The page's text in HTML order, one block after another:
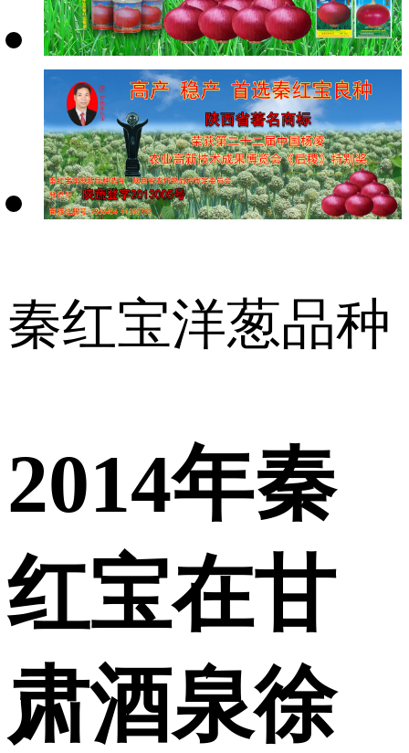
秦红宝洋葱品种
2014年秦
红宝在甘
肃酒泉徐